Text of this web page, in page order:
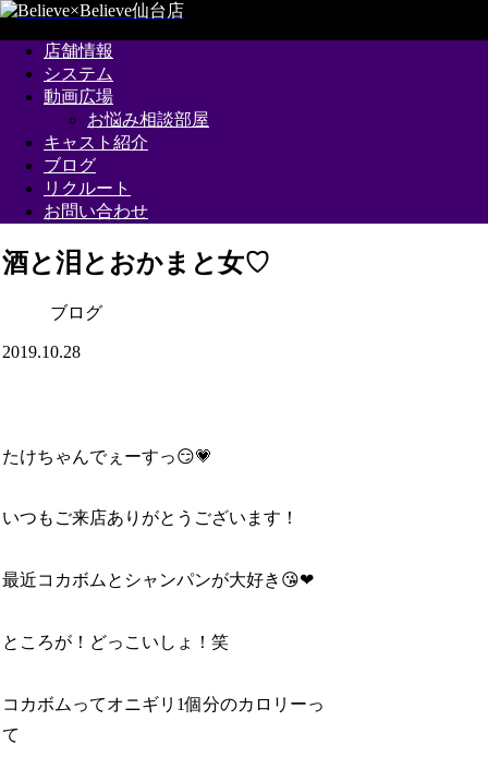
店舗情報
システム
動画広場
お悩み相談部屋
キャスト紹介
ブログ
リクルート
お問い合わせ
酒と泪とおかまと女♡
ブログ
2019.10.28
たけちゃんでぇーすっ😏💗
いつもご来店ありがとうございます！
最近コカボムとシャンパンが大好き😘❤
ところが！どっこいしょ！笑
コカボムってオニギリ1個分のカロリーっ
て